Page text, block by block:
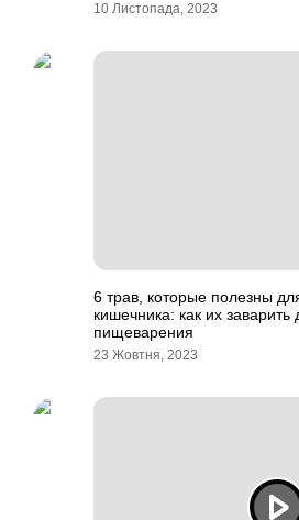
10 Листопада, 2023
6 трав, которые полезны
кишечника: как их
пищеварения
23 Жовтня, 2023